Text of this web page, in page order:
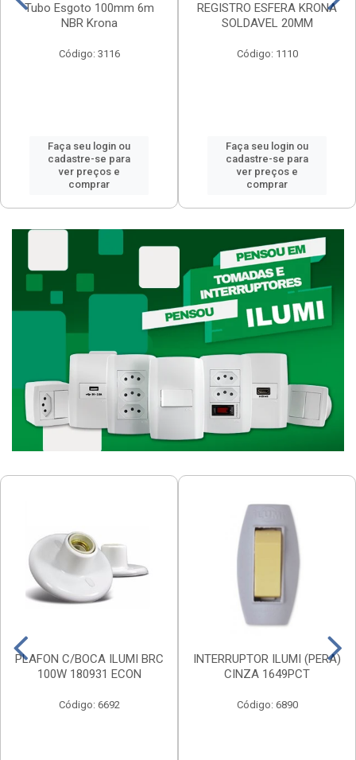
Tubo Esgoto 100mm 6m
NBR Krona
Código: 3116
Faça seu login ou
cadastre-se para
ver preços e
comprar
REGISTRO ESFERA KRONA
SOLDAVEL 20MM
Código: 1110
Faça seu login ou
cadastre-se para
ver preços e
comprar
PLAFON C/BOCA ILUMI BRC
100W 180931 ECON
Código: 6692
INTERRUPTOR ILUMI (PERA)
CINZA 1649PCT
Código: 6890